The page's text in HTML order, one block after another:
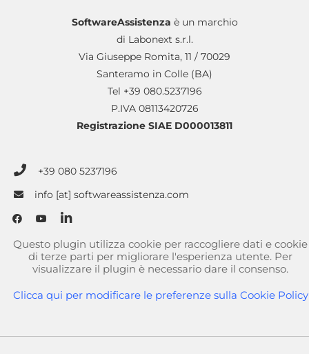
SoftwareAssistenza è un marchio
di Labonext s.r.l.
Via Giuseppe Romita, 11 / 70029
Santeramo in Colle (BA)
Tel +39 080.5237196
P.IVA 08113420726
Registrazione SIAE D000013811
+39 080 5237196
info [at] softwareassistenza.com
Questo plugin utilizza cookie per raccogliere dati e cookie
di terze parti per migliorare l'esperienza utente. Per
visualizzare il plugin è necessario dare il consenso.
Clicca qui per modificare le preferenze sulla Cookie Policy